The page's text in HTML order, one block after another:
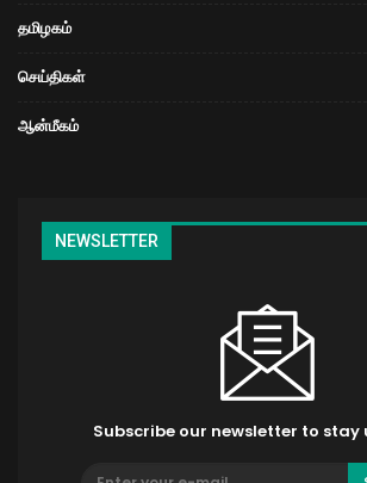
தமிழகம்
செய்திகள்
ஆன்மீகம்
NEWSLETTER
Subscribe our newsletter to